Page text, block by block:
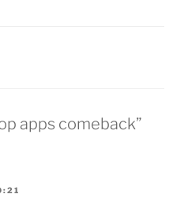
apps comeback”